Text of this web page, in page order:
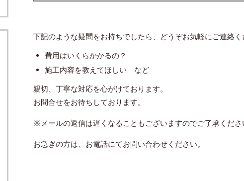
下記のような疑問をお持ちでしたら、どうぞお気軽にご連絡く
費用はいくらかかるの？
施工内容を教えてほしい など
親切、丁寧な対応を心がけております。
お問合せをお待ちしております。
※メールの返信は遅くなることもございますのでご了承くださ
お急ぎの方は、お電話にてお問い合わせください。